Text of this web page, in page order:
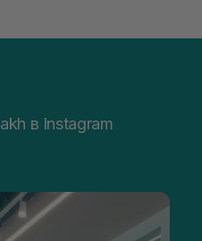
в Instagram